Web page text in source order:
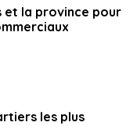
et la province pour
les plus